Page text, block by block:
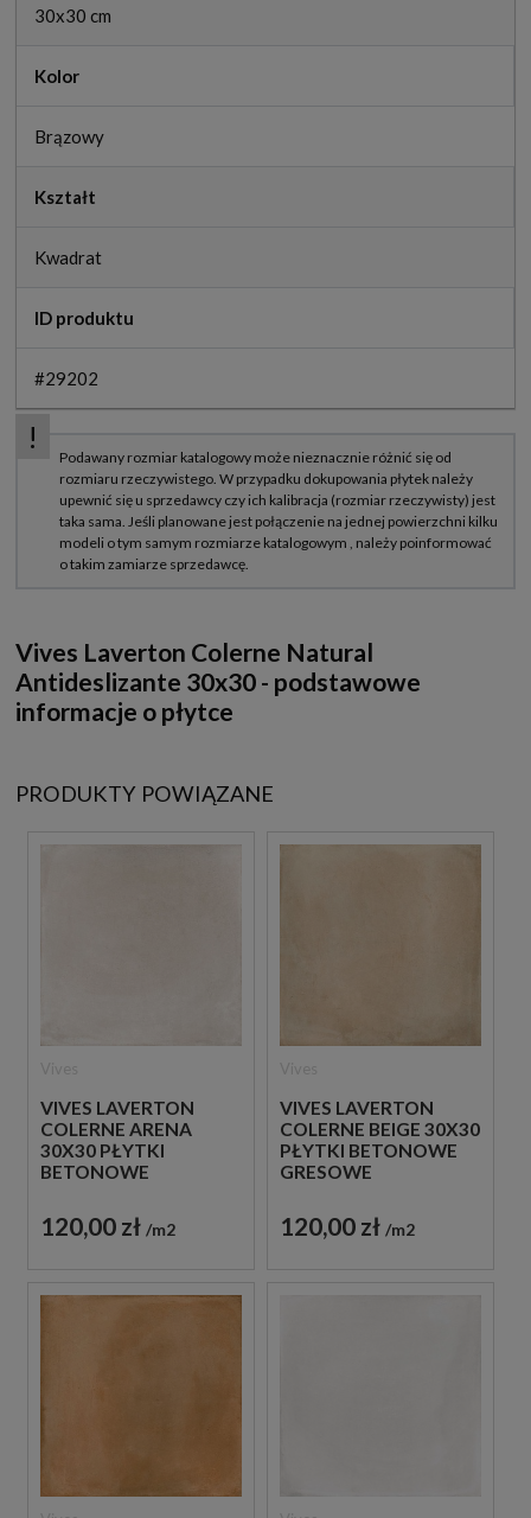
30x30 cm
Kolor
Brązowy
Kształt
Kwadrat
ID produktu
#29202
Vives Laverton Colerne Natural
Antideslizante 30x30 - podstawowe
informacje o płytce
PRODUKTY POWIĄZANE
VIVES LAVERTON
COLERNE ARENA
30X30 PŁYTKI
BETONOWE
120,00 zł m2
VIVES LAVERTON
COLERNE BEIGE 30X30
PŁYTKI BETONOWE
GRESOWE
120,00 zł m2